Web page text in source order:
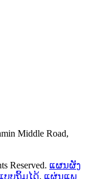
Middle Road,
Reserved. ແຜນຜັງ
ບບຖິ້ມໄດ້, ແຜ່ນແພ